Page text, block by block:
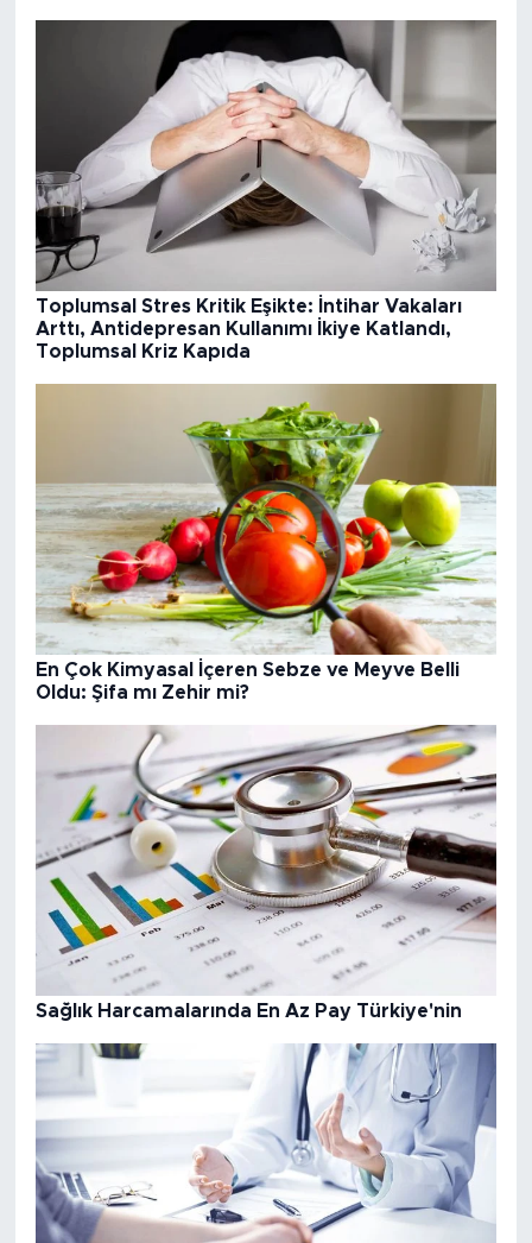
Toplumsal Stres Kritik Eşikte: İntihar Vakaları
Arttı, Antidepresan Kullanımı İkiye Katlandı,
Toplumsal Kriz Kapıda
En Çok Kimyasal İçeren Sebze ve Meyve Belli
Oldu: Şifa mı Zehir mi?
Sağlık Harcamalarında En Az Pay Türkiye'nin